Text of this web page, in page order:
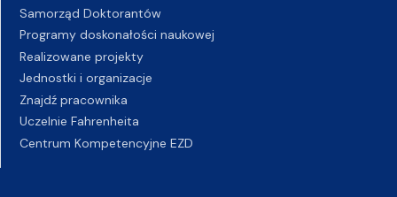
Samorząd Doktorantów
Programy doskonałości naukowej
Realizowane projekty
Jednostki i organizacje
Znajdź pracownika
Uczelnie Fahrenheita
Centrum Kompetencyjne EZD